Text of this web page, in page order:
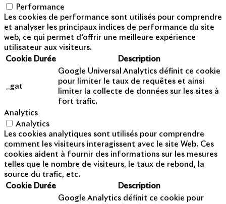
Performance
Les cookies de performance sont utilisés pour comprendre
et analyser les principaux indices de performance du site
web, ce qui permet d'offrir une meilleure expérience
utilisateur aux visiteurs.
Cookie Durée Description
_gat
Google Universal Analytics définit ce cookie
pour limiter le taux de requêtes et ainsi
limiter la collecte de données sur les sites à
fort trafic.
Analytics
Analytics
Les cookies analytiques sont utilisés pour comprendre
comment les visiteurs interagissent avec le site Web. Ces
cookies aident à fournir des informations sur les mesures
telles que le nombre de visiteurs, le taux de rebond, la
source du trafic, etc.
Cookie Durée Description
Google Analytics définit ce cookie pour